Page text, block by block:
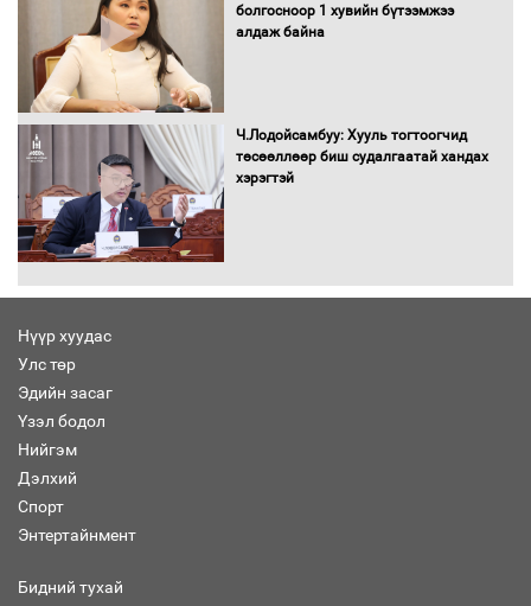
болгосноор 1 хувийн бүтээмжээ
алдаж байна
Ч.Лодойсамбуу: Хууль тогтоогчид
төсөөллөөр биш судалгаатай хандах
хэрэгтэй
Нүүр хуудас
Улс төр
Эдийн засаг
Үзэл бодол
Нийгэм
Дэлхий
Спорт
Энтертайнмент
Бидний тухай